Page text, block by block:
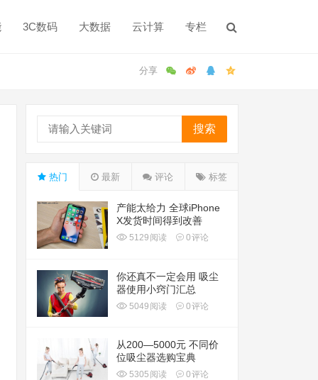
3C数码 大数据 云计算 专栏
搜索
热门 最新 评论 标签
产能太给力 全球iPhone
X发货时间得到改善
5129 阅读 0评论
你还真不一定会用 吸尘
器使用小窍门汇总
5049 阅读 0评论
从200—5000元 不同价
位吸尘器选购宝典
5305 阅读 0评论